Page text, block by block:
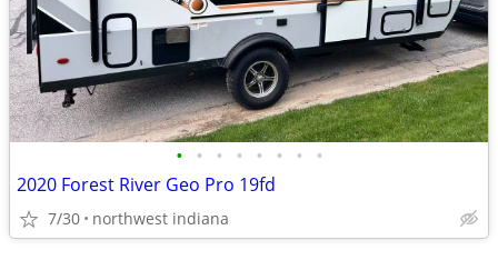
• • • • • • • •
2020 Forest River Geo Pro 19fd
7/30 northwest indiana